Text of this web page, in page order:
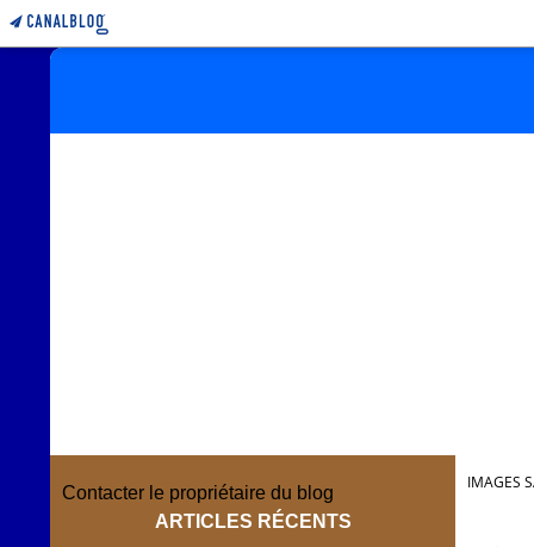
Contacter le propriétaire du blog
ARTICLES RÉCENTS
IMAGES